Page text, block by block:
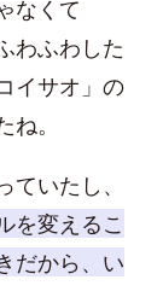
なくて
わふわした
イサオ」の
。
いたし、
を変えるこ
だから、い